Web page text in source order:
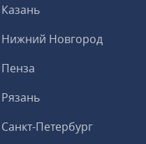
Казань
Нижний Новгород
Пенза
Рязань
Санкт-Петербург